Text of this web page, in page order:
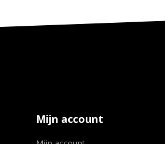
Mijn account